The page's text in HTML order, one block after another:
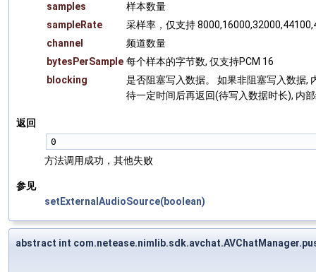
samples
样本数量
sampleRate
采样率，仅支持
channel
频道数量
bytesPerSample 每个样本的字节数, 仅支持PCM 16
blocking
是否阻塞写入数据。 如果非阻塞写入数据,
待一定时间后再返回(待写入数据时长), 内
返回
0
方法调用成功，其他失败
参见
setExternalAudioSource(boolean)
abstract int